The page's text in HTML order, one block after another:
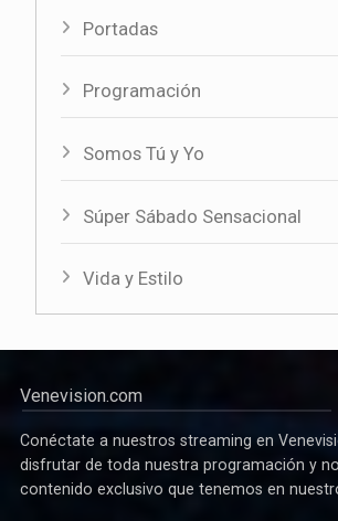
Portadas
Programación
Somos Tú y Yo
Súper Sábado Sensacional
Vida y Estilo
Venevision.com
Conéctate a nuestros streaming en
disfrutar de toda nuestra programación y
contenido exclusivo que tenemos en